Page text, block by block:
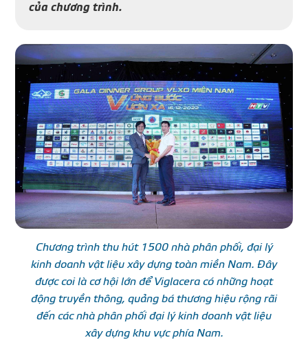
TIN CHUYÊN MÔN
LIÊN HỆ - TƯ
của chương trình.
Chương trình thu hút 1500 nhà phân phối, đại lý
kinh doanh vật liệu xây dựng toàn miền Nam. Đây
được coi là cơ hội lớn để Viglacera có những hoạt
động truyền thông, quảng bá thương hiệu rộng rãi
đến các nhà phân phối đại lý kinh doanh vật liệu
xây dựng khu vực phía Nam.